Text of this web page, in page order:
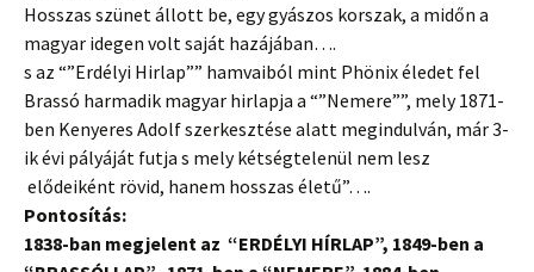
Hosszas szünet állott be, egy gyászos korszak, a midőn a
magyar idegen volt saját hazájában….
s az “”Erdélyi Hirlap”” hamvaiból mint Phönix éledet fel
Brassó harmadik magyar hirlapja a “”Nemere””, mely 1871-
ben Kenyeres Adolf szerkesztése alatt megindulván, már 3-
ik évi pályáját futja s mely kétségtelenül nem lesz
elődeiként rövid, hanem hosszas életű”….
Pontosítás:
1838-ban megjelent az “ERDÉLYI HÍRLAP”, 1849-ben a